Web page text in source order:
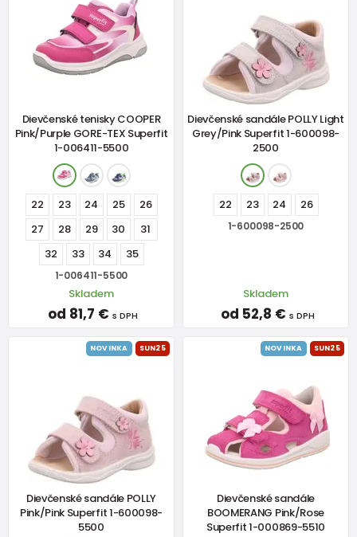
Dievčenské tenisky COOPER
Pink/Purple GORE-TEX Superfit
1-006411-5500
22 23 24 25
26
27
28 29 30
31
32
33 34 35
1-006411-5500
Skladem
od 81,7 € s DPH
Dievčenské sandále POLLY Light
Grey/Pink Superfit 1-600098-
2500
22 23 24 26
1-600098-2500
Skladem
od 52,8 € s DPH
NOVINKA SUN25
Dievčenské sandále POLLY
Pink/Pink Superfit 1-600098-
5500
NOVINKA SUN25
Dievčenské sandále
BOOMERANG Pink/Rose
Superfit 1-000869-5510